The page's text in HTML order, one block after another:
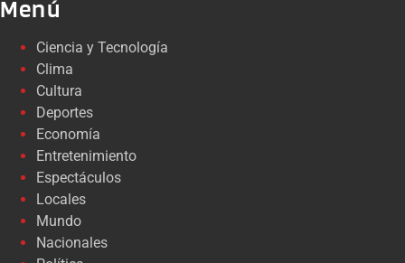
Menú
Ciencia y Tecnología
Clima
Cultura
Deportes
Economía
Entretenimiento
Espectáculos
Locales
Mundo
Nacionales